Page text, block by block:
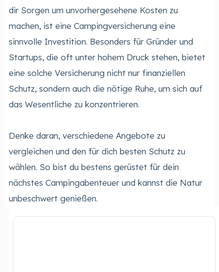
dir Sorgen um unvorhergesehene Kosten zu
machen, ist eine Campingversicherung eine
sinnvolle Investition. Besonders für Gründer und
Startups, die oft unter hohem Druck stehen, bietet
eine solche Versicherung nicht nur finanziellen
Schutz, sondern auch die nötige Ruhe, um sich auf
das Wesentliche zu konzentrieren.
Denke daran, verschiedene Angebote zu
vergleichen und den für dich besten Schutz zu
wählen. So bist du bestens gerüstet für dein
nächstes Campingabenteuer und kannst die Natur
unbeschwert genießen.